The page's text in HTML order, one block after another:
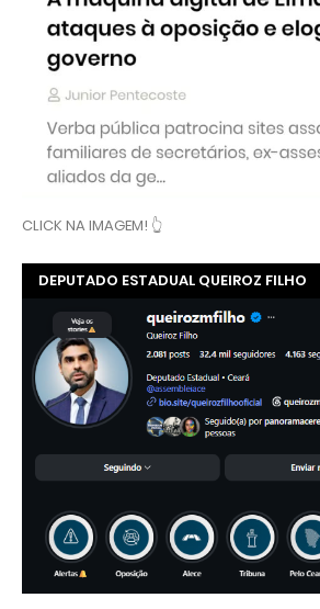
CLICK NA IMAGEM! 👆
DEPUTADO ESTADUAL QUEIROZ FILHO